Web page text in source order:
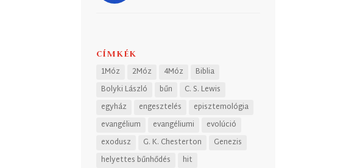
CÍMKÉK
1Móz 2Móz 4Móz
Biblia
Bolyki László
bűn
C. S. Lewis
egyház
engesztelés
episztemológia
evangélium
evangéliumi
evolúció
exodusz
G. K. Chesterton
Genezis
helyettes bűnhődés
hit